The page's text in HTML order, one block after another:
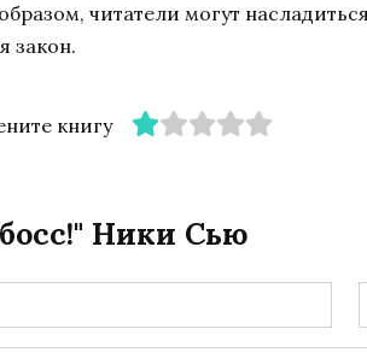
читатели могут
закон.
книгу
Ники Сью